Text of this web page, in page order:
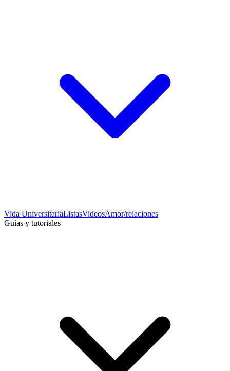
Vida UniversitariaListasVideosAmor/relaciones
Guías y tutoriales